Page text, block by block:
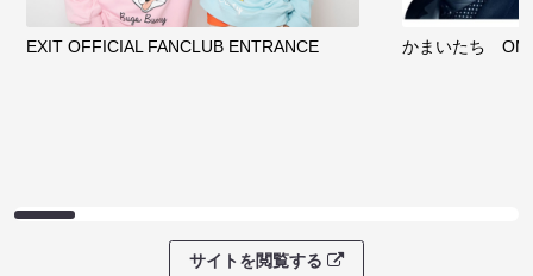
EXIT OFFICIAL FANCLUB ENTRANCE かまいたち
サイトを閲覧する